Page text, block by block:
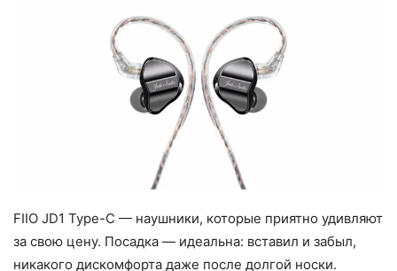
FIIO JD1 Type-C — наушники, которые приятно удивляют
за свою цену. Посадка — идеальна: вставил и забыл,
никакого дискомфорта даже после долгой носки.